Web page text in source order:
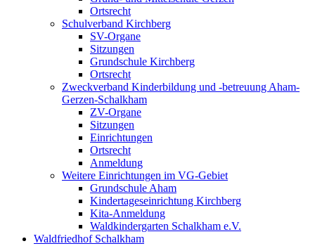
Ortsrecht
Schulverband Kirchberg
SV-Organe
Sitzungen
Grundschule Kirchberg
Ortsrecht
Zweckverband Kinderbildung und -betreuung Aham-
Gerzen-Schalkham
ZV-Organe
Sitzungen
Einrichtungen
Ortsrecht
Anmeldung
Weitere Einrichtungen im VG-Gebiet
Grundschule Aham
Kindertageseinrichtung Kirchberg
Kita-Anmeldung
Waldkindergarten Schalkham e.V.
Waldfriedhof Schalkham